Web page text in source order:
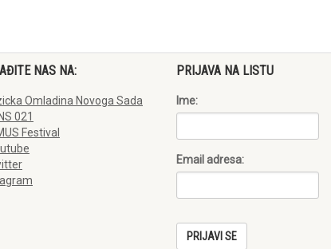
NAS NA:
Omladina Novoga Sada
021
Festival
PRIJAVA NA LISTU
Ime:
Email adresa: